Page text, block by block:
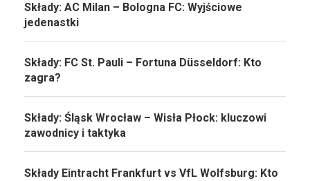
Składy: AC Milan – Bologna FC: Wyjściowe
jedenastki
Składy: FC St. Pauli – Fortuna Düsseldorf: Kto
zagra?
Składy: Śląsk Wrocław – Wisła Płock: kluczowi
zawodnicy i taktyka
Składy Eintracht Frankfurt vs VfL Wolfsburg: Kto